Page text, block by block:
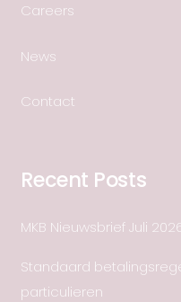
Careers
News
Contact
Recent Posts
MKB Nieuwsbrief Juli
Standaard
particulieren